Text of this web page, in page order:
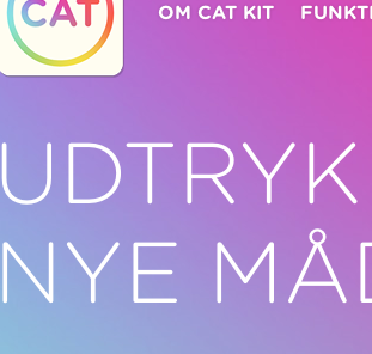
OM CAT KIT
NYE